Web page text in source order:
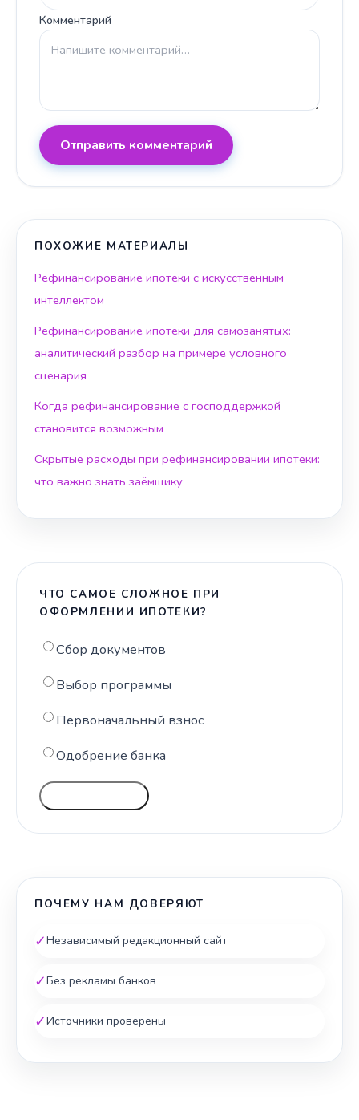
Комментарий
Отправить комментарий
ПОХОЖИЕ МАТЕРИАЛЫ
Рефинансирование ипотеки с искусственным
интеллектом
Рефинансирование ипотеки для самозанятых:
аналитический разбор на примере условного
сценария
Когда рефинансирование с господдержкой
становится возможным
Скрытые расходы при рефинансировании ипотеки:
что важно знать заёмщику
ЧТО САМОЕ СЛОЖНОЕ ПРИ
ОФОРМЛЕНИИ ИПОТЕКИ?
Сбор документов
Выбор программы
Первоначальный взнос
Одобрение банка
ПОЧЕМУ НАМ ДОВЕРЯЮТ
✓Независимый редакционный сайт
✓Без рекламы банков
✓Источники проверены